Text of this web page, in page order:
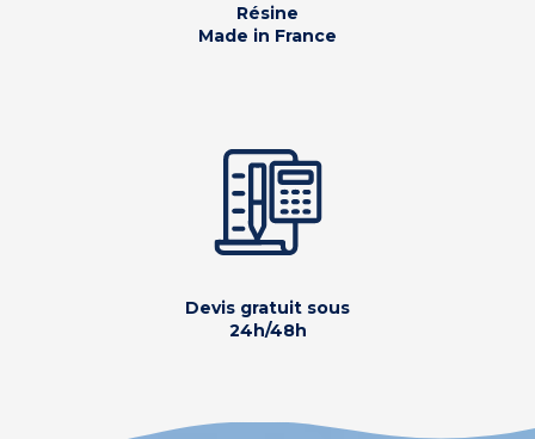
Résine
Made in France
Devis gratuit sous
24h/48h